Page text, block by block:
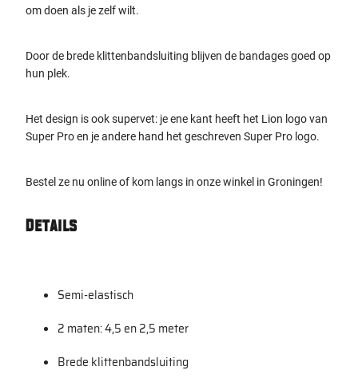
om doen als je zelf wilt.
Door de brede klittenbandsluiting blijven de bandages goed op
hun plek.
Het design is ook supervet: je ene kant heeft het Lion logo van
Super Pro en je andere hand het geschreven Super Pro logo.
Bestel ze nu online of kom langs in onze winkel in Groningen!
Details
Semi-elastisch
2 maten: 4,5 en 2,5 meter
Brede klittenbandsluiting